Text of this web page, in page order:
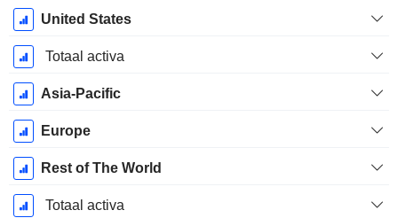
Start
boekjaar:
December
United States
Totaal activa
Asia-Pacific
Europe
Rest of The World
Totaal activa